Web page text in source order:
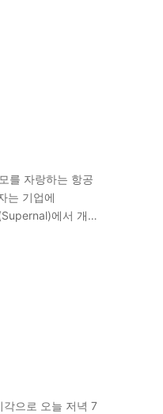
를 자랑하는 항공
는 기업에
에서 개발
각으로 오늘 저녁 7